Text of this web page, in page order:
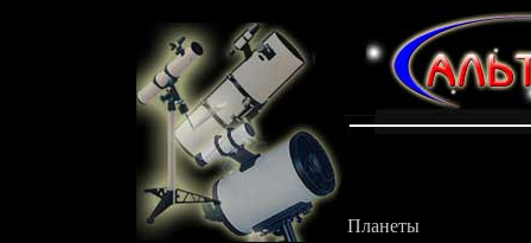
Планеты